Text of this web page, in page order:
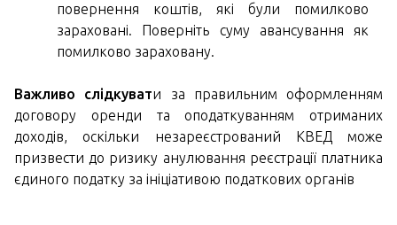
повернення коштів, які були помилково
зараховані. Поверніть суму авансування як
помилково зараховану.
Важливо слідкувати за правильним оформленням
договору оренди та оподаткуванням отриманих
доходів, оскільки незареєстрований КВЕД може
призвести до ризику анулювання реєстрації платника
єдиного податку за ініціативою податкових органів